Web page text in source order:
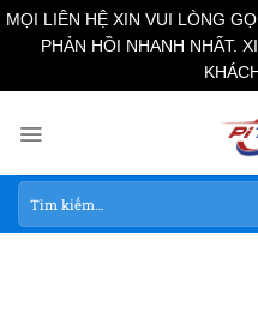
MỌI LIÊN HỆ XIN VUI LÒNG
PHẢN HỒI NHANH NHẤT.
Tìm
kiếm: